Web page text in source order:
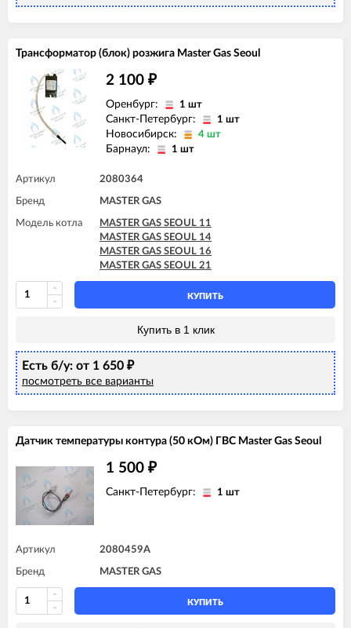
Трансформатор (блок) розжига Master Gas Seoul
2 100 ₽
Оренбург: 1 шт
Санкт-Петербург: 1 шт
Новосибирск: 4 шт
Барнаул: 1 шт
Артикул 2080364
Бренд MASTER GAS
Модель котла
MASTER GAS SEOUL 11
MASTER GAS SEOUL 14
MASTER GAS SEOUL 16
MASTER GAS SEOUL 21
КУПИТЬ
Купить в 1 клик
Есть б/у: от 1 650 ₽
посмотреть все варианты
Датчик температуры контура (50 кОм) ГВС Master Gas Seoul
1 500 ₽
Санкт-Петербург: 1 шт
Артикул 2080459A
Бренд MASTER GAS
КУПИТЬ